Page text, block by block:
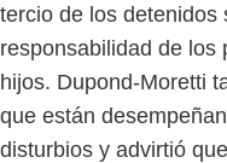
tercio de los detenidos
responsabilidad de los
hijos. Dupond-Moretti
que están
disturbios y advirtió